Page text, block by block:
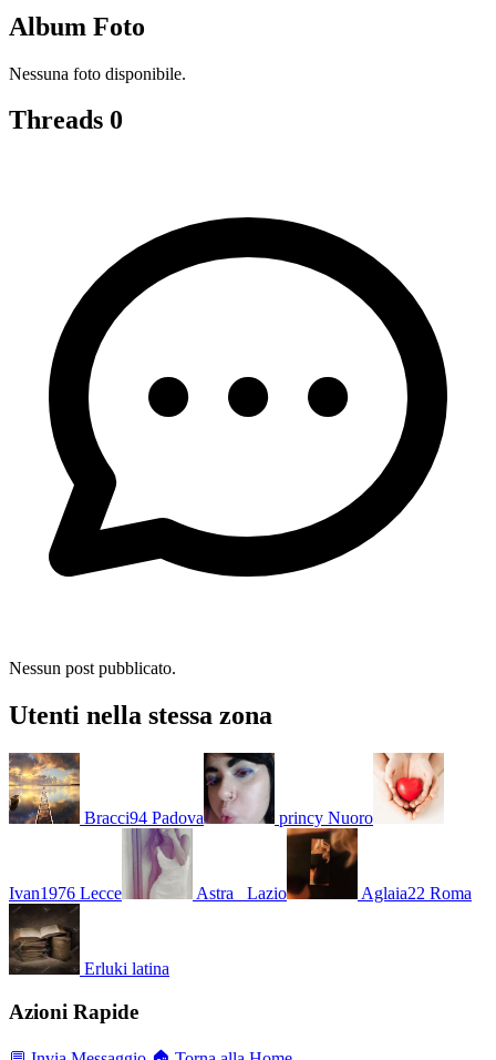
Album Foto
Nessuna foto disponibile.
Threads 0
Nessun post pubblicato.
Utenti nella stessa zona
Bracci94 Padova princy Nuoro
Ivan1976 Lecce Astra_ Lazio Aglaia22 Roma
Erluki latina
Azioni Rapide